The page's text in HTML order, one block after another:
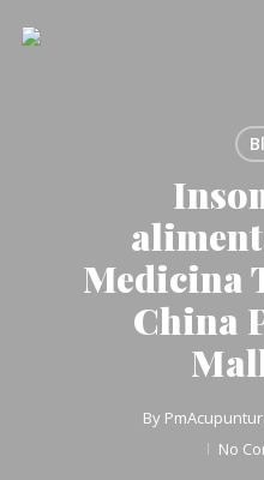
Medicina
China
By
No